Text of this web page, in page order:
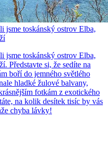
jsme toskánský ostrov Elba,
jsme toskánský ostrov Elba,
Představte si, že sedíte na
boří do jemného světlého
hladké žulové balvany,
fotkám z exotického
na kolik desítek tisíc by vás
chyba lávky!